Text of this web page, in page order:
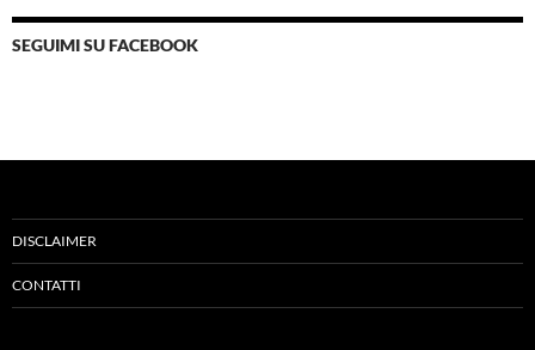
SEGUIMI SU FACEBOOK
DISCLAIMER
CONTATTI